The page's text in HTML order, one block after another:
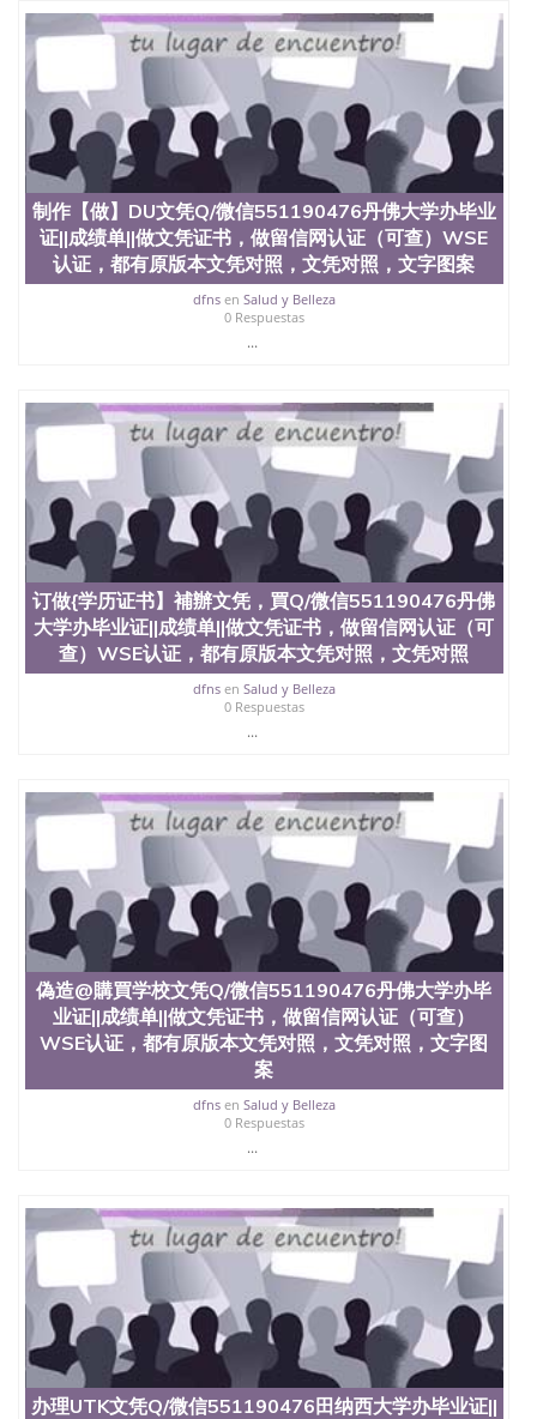
外文凭质量QQ微信551190476国外本科毕业证怎么办
理QQ微信551190476国外大学文凭真制作QQ微信
551190476办国外文凭可找工作QQ微信551190476国
外大学有毕业证QQ微信551190476办理国外毕业证价
格QQ微信551190476国外编号查询QQ微信551190476
办理国外文凭要交定金吗QQ微信551190476办国外可
查文凭QQ微信551190476网上购买真文凭可信吗QQ
微信551190476学士学位证书查询机构QQ微信
551190476 国外资格证书办理QQ微信551190476如何
办理学历认证QQ微信551190476海外文凭认证办理
QQ微信551190476 圣何塞州立大学（San Jose State
University, 又译为“圣荷西州立大学”）成立于1857
年，简称SJSU，是加州历史悠久的大学之一，也是美
西地区的公立大学之一。位于圣何塞市San Jose中
心，占地154公顷。它是一所位于加利福尼亚州的著
名综合性公立大学，它以极高的就业率，全美名列前
合性大学，每年有来自世界各地的成百上千的海外学
生前往求学。 至今，这是一所在世界上享有学术地
位、声誉、实习机会和影响力的高等教育机构，并获
誉为美国本科教育质量的核心代表。其计算机系与会
计系更是在当今美国大学教学排名中表现优异。其毕
业生大多可以在其所处地域的世界硅谷中心得到工作
机会。许多硅谷公司甚至在学生大三和大四的学期提
供许多相应科系的实习机会。无论是加州大学系统
(UC)，还是加州州立大学系统(CSU), 圣何塞州立大学
都占据着加州所有大学中的地理位置。 圣何塞州立大
学座落于硅谷(Silicon Valley), 于附近的旧金山-圣何塞
地区为全美的重要科技中心。约有学生三万人，超过
134种学士学科和65个硕士学科，并有来自世界60余
国的学生来此就读。其有名的科系如计算机科学，电
子工程学，工商管理学，艺术设计，和航空学等，深
二、办理流程： 1、收集客户办理信息； 2、客户付
定金下单； 3、公司确认到账转制作点做电子图；
4、电子图做好发给客户确认； 5、电子图确认好转成
品部做成品； 6、成品做好拍照或者视频确认再付余
款； 7、快递给客户（国内顺丰，国外DHL）。 三、
真实网上可查的证明材料 1、教育部学历学位认证，
留服真实存档可查，存档。 2、留学回国人员证明
（使馆认证），使馆网站真实存档可查。 3、留信网
真实可查认证办理，存档可查，终身受用。 四、办理
流程农业科学院、艺术与建筑学院、商学院、交流学
院、地球及物质科学院、教育学院、工程学院、健康
与人类发展学院、信息工程与科学学院、人文学院、
护理学院、科学学院等。学校的教育学院排名在全美
前十名，工学院排名在前十五名，且继续攀升中。纽
约大学为学生们提供本科、硕士及博士学位。学校的
专业课程包括：会计学、MBA、财务、教育、建筑工
制、历史、电气工程、生物工程、建筑设计、工商管
理、材料科学、机械工程、航天工程、土木工程、数
学、化学、英语、社会科学、心理学、戏剧、市场营
销、机械工程、计算机科学、物理学、人工智能、商
科、金融专业 1、客户提供相关材料，确定客户办理
信息，给出操作方案； 2、补充毕业证成绩单等相关
材料； 3、留服注册申请账号，付定金； 4、预约递
交时间，公司人员陪同客户本人一起去留服递交材
料； 5、等待结果，完成结果书留服直接邮寄给客户
制作【做】DU文凭Q/微信551190476丹佛大学办毕业
证||成绩单||做文凭证书，做留信网认证（可查）WSE
认证，都有原版本文凭对照，文凭对照，文字图案
dfnsen Salud y Belleza
0 Respuestas
...
订做{学历证书】補辦文凭，買Q/微信551190476丹佛
大学办毕业证||成绩单||做文凭证书，做留信网认证（可
查）WSE认证，都有原版本文凭对照，文凭对照
dfnsen Salud y Belleza
0 Respuestas
...
偽造@購買学校文凭Q/微信551190476丹佛大学办毕
业证||成绩单||做文凭证书，做留信网认证（可查）
WSE认证，都有原版本文凭对照，文凭对照，文字图
案
dfnsen Salud y Belleza
0 Respuestas
...
办理UTK文凭Q/微信551190476田纳西大学办毕业证||